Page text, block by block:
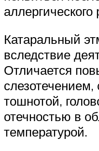
аллергического
Катаральный
вследствие
Отличается
тошнотой,
отечностью в
температурой.